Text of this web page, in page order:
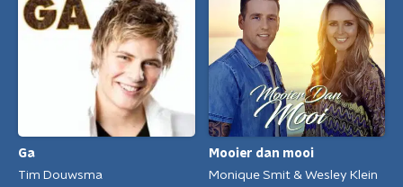
Ga
Tim Douwsma
Mooier dan mooi
Monique Smit & Wesley Klein